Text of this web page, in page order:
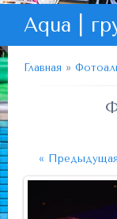
Aqua |
Главная »
« Предыдущая